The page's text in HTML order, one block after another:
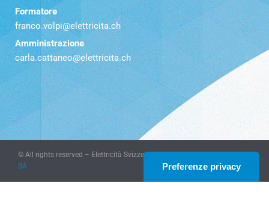
Formatore
franco.volpi@elettricita.ch
Amministrazione
carla.cattaneo@elettricita.ch
© All rights reserved – Elettricità Svizzera Italiana – website
SA